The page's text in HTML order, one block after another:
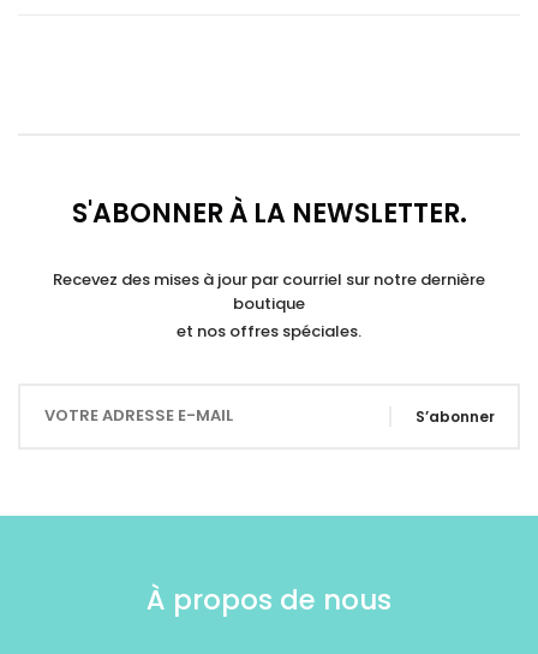
S'ABONNER À LA NEWSLETTER.
Recevez des mises à jour par courriel sur notre dernière
boutique
et nos offres spéciales.
S’abonner
À propos de nous